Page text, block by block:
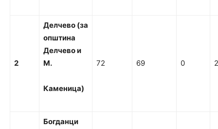
2
Делчево (за
општина
Делчевои
М.
Каменица)
72 69 0 2
Богданци